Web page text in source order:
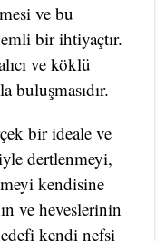
ve bu
bir ihtiyaçtır.
ve köklü
buluşmasıdır.
bir ideale ve
dertlenmeyi,
kendisine
ve heveslerinin
kendi nefsi